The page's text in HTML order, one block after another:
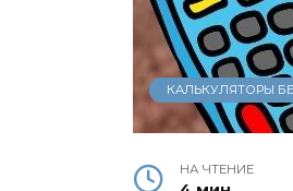
КАЛЬКУЛЯТОРЫ
НА ЧТЕНИЕ